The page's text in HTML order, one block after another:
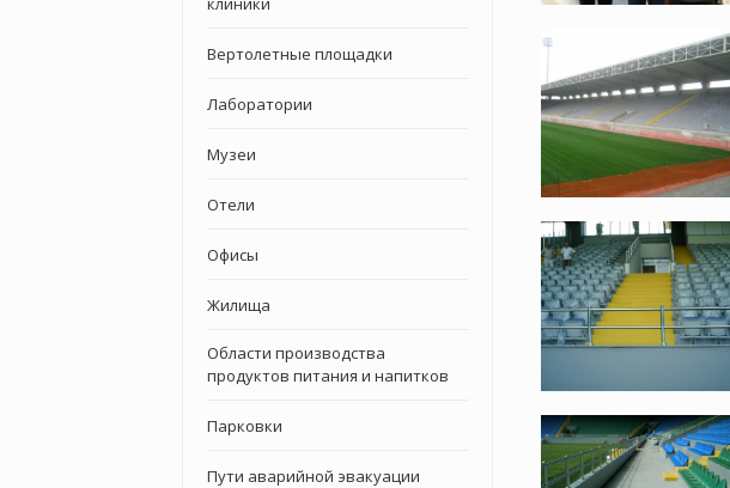
Вертолетные площадки
Лаборатории
Музеи
Отели
Офисы
Жилища
Области производства
продуктов питания и напитков
Парковки
Пути аварийной эвакуации